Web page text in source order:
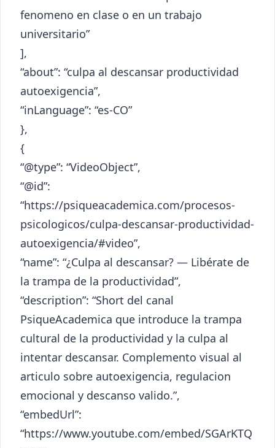
fenomeno en clase o en un trabajo
universitario”
],
“about”: “culpa al descansar productividad
autoexigencia”,
“inLanguage”: “es-CO”
},
{
“@type”: “VideoObject”,
“@id”:
“https://psiqueacademica.com/procesos-
psicologicos/culpa-descansar-productividad-
autoexigencia/#video”,
“name”: “¿Culpa al descansar? — Libérate de
la trampa de la productividad”,
“description”: “Short del canal
PsiqueAcademica que introduce la trampa
cultural de la productividad y la culpa al
intentar descansar. Complemento visual al
articulo sobre autoexigencia, regulacion
emocional y descanso valido.”,
“embedUrl”:
“https://www.youtube.com/embed/SGArKTQ